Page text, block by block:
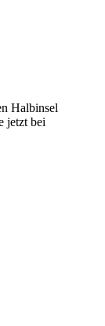
Halbinsel
jetzt bei